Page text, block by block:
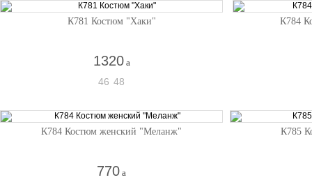
К781 Костюм "Хаки"
1320 a
46 48
К784
К784 Костюм женский "Меланж"
770 a
К785